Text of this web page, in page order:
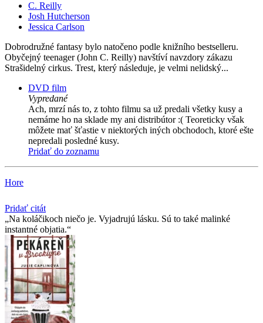
C. Reilly
Josh Hutcherson
Jessica Carlson
Dobrodružné fantasy bylo natočeno podle knižního bestselleru.
Obyčejný teenager (John C. Reilly) navštíví navzdory zákazu
Strašidelný cirkus. Trest, který následuje, je velmi nelidský...
DVD film
Vypredané
Ach, mrzí nás to, z tohto filmu sa už predali všetky kusy a
nemáme ho na sklade my ani distribútor :( Teoreticky však
môžete mať šťastie v niektorých iných obchodoch, ktoré ešte
nepredali posledné kusy.
Pridať do zoznamu
Hore
Pridať citát
Na koláčikoch niečo je. Vyjadrujú lásku. Sú to také malinké
instantné objatia.